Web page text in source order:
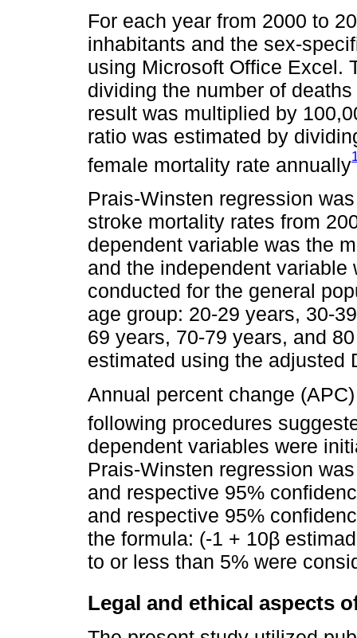
For each year from 2000 to
inhabitants and the sex-
using Microsoft Office Excel.
dividing the number of
result was multiplied by
ratio was estimated by
female mortality rate annually
Prais-Winsten regression
stroke mortality rates from
dependent variable was the
and the independent
conducted for the general
age group: 20-29 years, 30-
69 years, 70-79 years, and
estimated using the adjusted
Annual percent change
following procedures
dependent variables were
Prais-Winsten regression
and respective 95%
and respective 95%
the formula: (-1 + 10β
to or less than 5% were
Legal and ethical aspects